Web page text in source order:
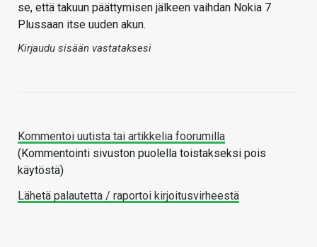
se, että takuun päättymisen jälkeen vaihdan Nokia 7
Plussaan itse uuden akun.
Kirjaudu sisään vastataksesi
Kommentoi uutista tai artikkelia foorumilla
(Kommentointi sivuston puolella toistakseksi pois
käytöstä)
Lähetä palautetta / raportoi kirjoitusvirheestä